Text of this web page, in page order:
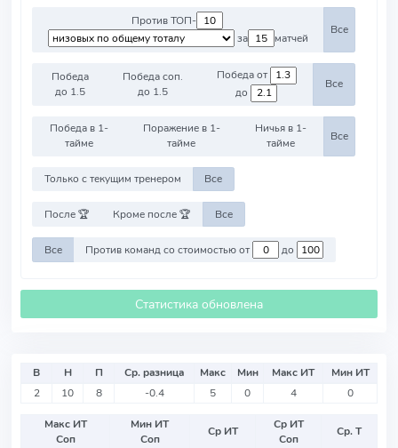
Против ТОП-
за
матчей
Все
Победа
до 1.5
Победа соп.
до 1.5
Победа от
до
Все
Победа в 1-
тайме
Поражение в 1-
тайме
Ничья в 1-
тайме
Все
Только с текущим тренером Все
После 🏆 Кроме после 🏆 Все
Все Против команд со стоимостью от до
Статистика обновлена
В Н П Ср. разница Макс Мин Макс ИТ
Мин ИТ
2
10 8 -0.4 5 0 4 0
Макс ИТ
Соп
Мин ИТ
Соп
Ср ИТ
Ср ИТ
Соп
Ср. Т